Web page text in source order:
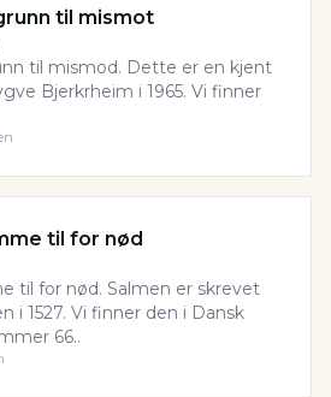
til mismot
til mismod. Dette er en kjent
Bjerkrheim i 1965. Vi finner
til for nød
til for nød. Salmen er skrevet
i 1527. Vi finner den i Dansk
66..